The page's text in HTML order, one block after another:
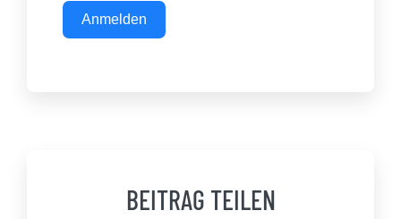
Anmelden
BEITRAG TEILEN